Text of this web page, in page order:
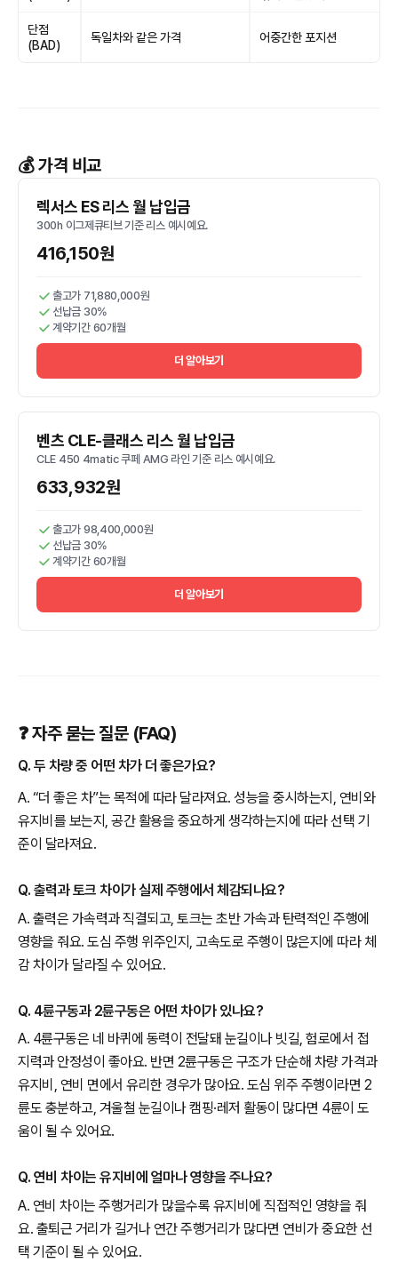
단점
(BAD)
독일차와 같은 가격 어중간한 포지션
💰 가격 비교
렉서스 ES 리스 월 납입금
300h 이그제큐티브 기준 리스 예시예요.
416,150원
출고가 71,880,000원
선납금 30%
계약기간 60개월
더 알아보기
벤츠 CLE-클래스 리스 월 납입금
CLE 450 4matic 쿠페 AMG 라인 기준 리스 예시예요.
633,932원
출고가 98,400,000원
선납금 30%
계약기간 60개월
더 알아보기
❓ 자주 묻는 질문 (FAQ)
Q. 두 차량 중 어떤 차가 더 좋은가요?
A. “더 좋은 차”는 목적에 따라 달라져요. 성능을 중시하는지, 연비와
유지비를 보는지, 공간 활용을 중요하게 생각하는지에 따라 선택 기
준이 달라져요.
Q. 출력과 토크 차이가 실제 주행에서 체감되나요?
A. 출력은 가속력과 직결되고, 토크는 초반 가속과 탄력적인 주행에
영향을 줘요. 도심 주행 위주인지, 고속도로 주행이 많은지에 따라 체
감 차이가 달라질 수 있어요.
Q. 4륜구동과 2륜구동은 어떤 차이가 있나요?
A. 4륜구동은 네 바퀴에 동력이 전달돼 눈길이나 빗길, 험로에서 접
지력과 안정성이 좋아요. 반면 2륜구동은 구조가 단순해 차량 가격과
유지비, 연비 면에서 유리한 경우가 많아요. 도심 위주 주행이라면 2
륜도 충분하고, 겨울철 눈길이나 캠핑·레저 활동이 많다면 4륜이 도
움이 될 수 있어요.
Q. 연비 차이는 유지비에 얼마나 영향을 주나요?
A. 연비 차이는 주행거리가 많을수록 유지비에 직접적인 영향을 줘
요. 출퇴근 거리가 길거나 연간 주행거리가 많다면 연비가 중요한 선
택 기준이 될 수 있어요.